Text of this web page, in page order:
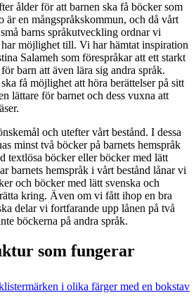
ålder för att barnen ska få böcker som
är en mångspråkskommun, och då vårt
barns språkutveckling ordnar vi
möjlighet till. Vi har hämtat inspiration
Salameh som förespråkar att ett starkt
barn att även lära sig andra språk.
få möjlighet att höra berättelser på sitt
lättare för barnet och dess vuxna att
och utefter vårt bestånd. I dessa
minst två böcker på barnets hemspråk
textlösa böcker eller böcker med lätt
barnets hemspråk i vårt bestånd lånar vi
och böcker med lätt svenska och
kring. Även om vi fått ihop en bra
delar vi fortfarande upp lånen på två
böckerna på andra språk.
som fungerar